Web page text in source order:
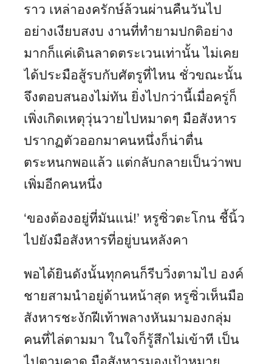
ราว เหล่าองครักษ์ล้วนผ่านคืนวันไป
อย่างเงียบสงบ งานที่ทำยามปกติอย่าง
มากก็แค่เดินลาดตระเวนเท่านั้น ไม่เคย
ได้ประมือสู้รบกับศัตรูที่ไหน ชั่วขณะนั้น
จึงตอบสนองไม่ทัน ยิ่งไปกว่านี้เมื่อครู่ก็
เพิ่งเกิดเหตุวุ่นวายไปหมาดๆ มือสังหาร
ปรากฏตัวออกมาคนหนึ่งก็น่าตื่น
ตระหนกพอแล้ว แต่กลับกลายเป็นว่าพบ
เพิ่มอีกคนหนึ่ง
‘ของต้องอยู่ที่มันแน่!’ หรูซิ่วตะโกน ชี้นิ้ว
ไปยังมือสังหารที่อยู่บนหลังคา
พอได้ยินดังนั้นทุกคนก็รีบวิ่งตามไป องค์
ชายสามนำอยู่ด้านหน้าสุด หรูซิ่วเห็นมือ
สังหารชะงักฝีเท้าพลางหันมามองกลุ่ม
คนที่ไล่ตามมา ในใจก็รู้สึกไม่เข้าที เป็น